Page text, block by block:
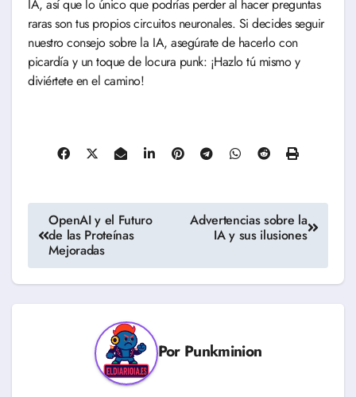
IA, así que lo único que podrías perder al hacer preguntas
raras son tus propios circuitos neuronales. Si decides seguir
nuestro consejo sobre la IA, asegúrate de hacerlo con
picardía y un toque de locura punk: ¡Hazlo tú mismo y
diviértete en el camino!
Navegación
de
entradas
OpenAI y el Futuro
de las Proteínas
Mejoradas
Advertencias sobre la
IA y sus ilusiones
Por Punkminion